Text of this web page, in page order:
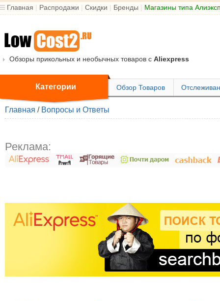
Главная | Распродажи | Скидки | Бренды | Магазины типа
Обзоры прикольных и необычных товаров с Aliexpress
Категории Обзор Товаров
Главная / Вопросы и Ответы
Реклама: